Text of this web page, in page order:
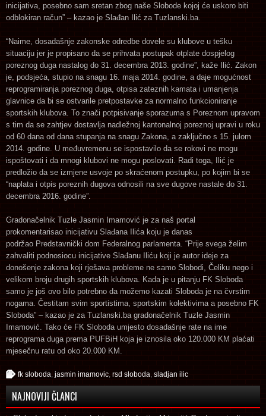
inicijativa, posebno sam sretan zbog naše Slobode kojoj će uskoro biti
odblokiran račun” – kazao je Slađan Ilić za Tuzlanski.ba.
“Naime, dosadašnje zakonske odredbe dovele su klubove u tešku
situaciju jer je propisano da se prihvata postupak otplate dospjelog
poreznog duga nastalog do 31. decembra 2013. godine”, kaže Ilić. Zakon
je, podsjeća, stupio na snagu 16. maja 2014. godine, a daje mogućnost
reprogramiranja poreznog duga, otpisa zateznih kamata i umanjenja
glavnice da bi se ostvarile pretpostavke za normalno funkcioniranje
sportskih klubova. To znači potpisivanje sporazuma s Poreznom upravom
s tim da se zahtjev dostavlja nadležnoj kantonalnoj poreznoj upravi u roku
od 60 dana od dana stupanja na snagu Zakona, a zaključno s 15. julom
2014. godine. U međuvremenu se ispostavilo da se rokovi ne mogu
ispoštovati i da mnogi klubovi ne mogu poslovati. Radi toga, Ilić je
predložio da se izmjene usvoje po skraćenom postupku, po kojim bi se
“naplata i otpis poreznih dugova odnosili na sve dugove nastale do 31.
decembra 2016. godine”.
Gradonačelnik Tuzle Jasmin Imamović je za naš portal
prokomentarisao inicijativu Slađana Ilića koju je danas
podržao Predstavnički dom Federalnog parlamenta. “Prije svega želim
zahvaliti podnosiocu inicijative Slađanu Iliću koji je autor ideje za
donošenje zakona koji rješava probleme ne samo Slobodi, Čeliku nego i
velikom broju drugih sportskih klubova. Kada je u pitanju FK Sloboda
samo je još ovo bilo potrebno da možemo kazati Sloboda je na čvrstim
nogama. Čestitam svim sportistima, sportskim kolektivima a posebno FK
Sloboda” – kazao je za Tuzlanski.ba gradonačelnik Tuzle Jasmin
Imamović. Tako će FK Sloboda umjesto dosadašnje rate na ime
reprograma duga prema PUFBiH koja je iznosila oko 120.000 KM plaćati
mjesečnu ratu od oko 20.000 KM.
fk sloboda jasmin imamovic rsd sloboda sladjan ilic
NAJNOVIJI ČLANCI